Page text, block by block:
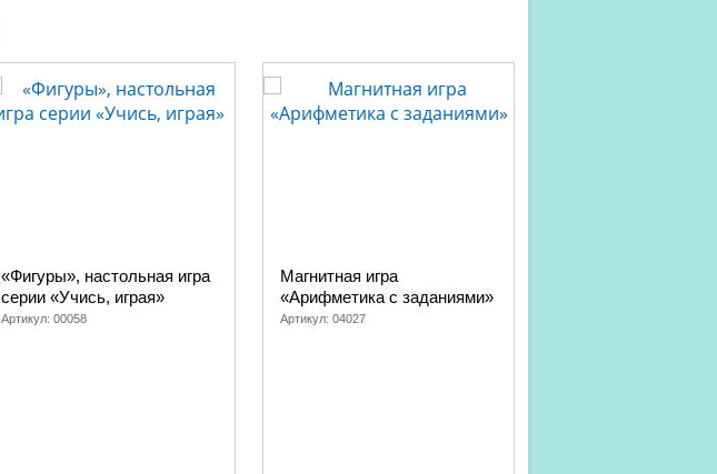
«Фигуры», настольная игра
серии «Учись, играя»
Артикул: 00058
Магнитная игра
«Арифметика с заданиями»
Артикул: 04027